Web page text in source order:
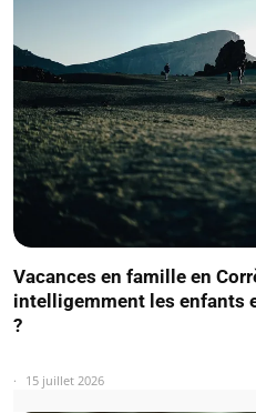
Vacances en famille en
intelligemment les enfants
?
15 juillet 2026